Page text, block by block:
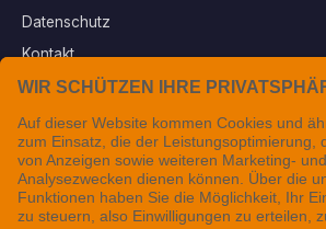
Datenschutz
Kontakt
Vertrag widerrufen
Sichere Zahlungsarten